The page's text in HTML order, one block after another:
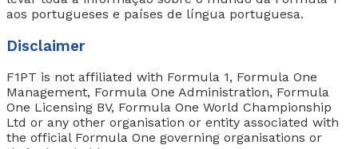
aos portugueses e países de língua portuguesa.
Disclaimer
F1PT is not affiliated with Formula 1, Formula One
Management, Formula One Administration, Formula
One Licensing BV, Formula One World Championship
Ltd or any other organisation or entity associated with
the official Formula One governing organisations or